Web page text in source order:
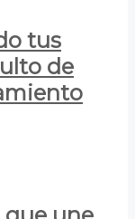
tus
de